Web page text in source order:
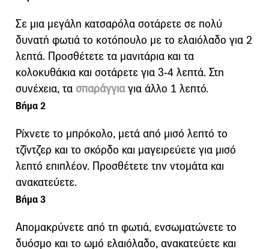
Σε μια μεγάλη κατσαρόλα σοτάρετε σε πολύ
δυνατή φωτιά το κοτόπουλο με το ελαιόλαδο για 2
λεπτά. Προσθέτετε τα μανιτάρια και τα
κολοκυθάκια και σοτάρετε για 3-4 λεπτά. Στη
συνέχεια, τα σπαράγγιαγια άλλο 1 λεπτό.
Βήμα 2
Ρίχνετε το μπρόκολο, μετά από μισό λεπτό το
τζίντζερ και το σκόρδο και μαγειρεύετε για μισό
λεπτό επιπλέον. Προσθέτετε την ντομάτα και
ανακατεύετε.
Βήμα 3
Απομακρύνετε από τη φωτιά, ενσωματώνετε το
δυόσμο και το ωμό ελαιόλαδο, ανακατεύετε και